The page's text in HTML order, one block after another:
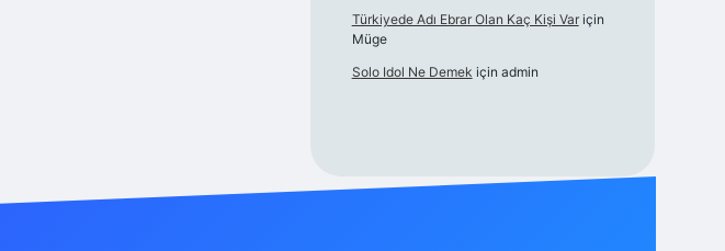
Türkiyede Adı Ebrar Olan Kaç Kişi Variçin
Müge
Solo Idol Ne Demek için admin